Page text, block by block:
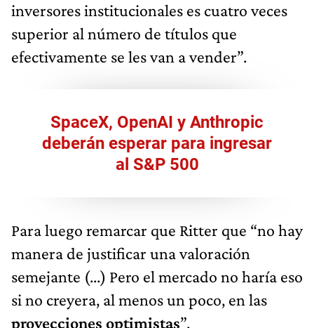
inversores institucionales es cuatro veces
superior al número de títulos que
efectivamente se les van a vender”.
SpaceX, OpenAI y Anthropic
deberán esperar para ingresar
al S&P 500
Para luego remarcar que Ritter que “no hay
manera de justificar una valoración
semejante (...) Pero el mercado no haría eso
si no creyera, al menos un poco, en las
proyecciones optimistas”.